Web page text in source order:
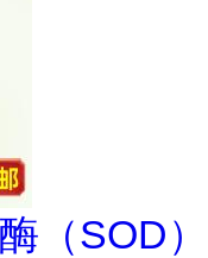
（SOD）